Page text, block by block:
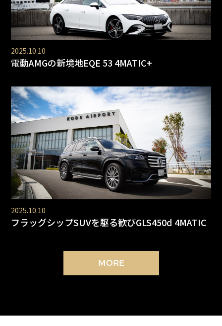
2025.10.10
電動AMGの新境地EQE 53 4MATIC+
2025.10.10
フラッグシップSUVを駆る歓びGLS450d 4MATIC
MORE